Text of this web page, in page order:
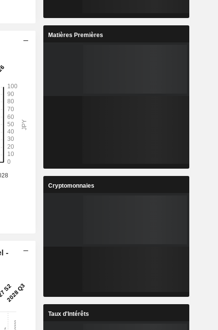
-
Matières Premières
Cryptomonnaies
Taux d'Intérêts